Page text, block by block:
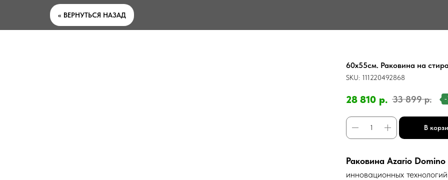
<< ВЕРНУТЬСЯ НАЗАД
60х55см. Раковина на
SKU: 111220492868
28 810 р. 33 899 р. -
В
Раковина Azario Domino
инновационных